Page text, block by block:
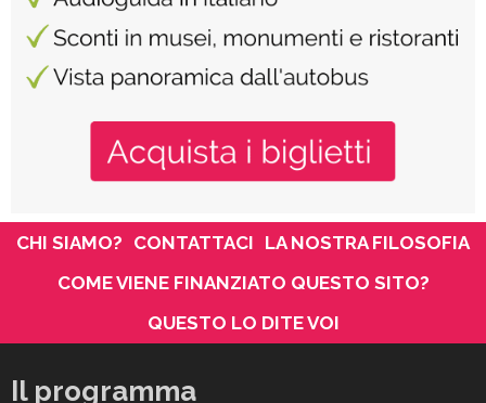
CHI SIAMO? CONTATTACI LA NOSTRA FILOSOFIA
COME VIENE FINANZIATO QUESTO SITO?
QUESTO LO DITE VOI
Il programma